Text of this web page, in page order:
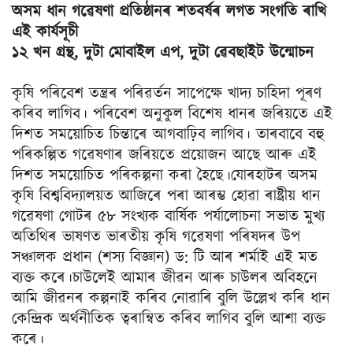
অসম ধান গৱেষণা প্ৰতিষ্ঠানৰ শতবৰ্ষৰ লগত সংগতি ৰাখি
এই কাৰ্যসূচী
১২ খন গ্ৰন্থ, দুটা মোবাইল এপ, দুটা ৱেবছাইট উন্মোচন
কৃষি পৰিবেশ তন্ত্ৰৰ পৰিৱৰ্তন সাপেক্ষে খাদ্য চাহিদা পূৰণ
কৰিব লাগিব। পৰিবেশ অনুকুল বিশেষ ধানৰ জৰিয়তে এই
দিশত সময়োচিত চিন্তাৰে আগবাঢ়িব লাগিব। তাৰবাবে বহু
পৰিকল্পিত গৱেষণাৰ জৰিয়তে প্ৰয়োজন আছে আৰু এই
দিশত সময়োচিত পৰিকল্পনা কৰা হৈছে।যোৰহাটৰ অসম
কৃষি বিশ্ববিদ্যালয়ত আজিৰে পৰা আৰম্ভ হোৱা ৰাষ্ট্ৰীয় ধান
গৱেষণা গোটৰ ৫৮ সংখ্যক বাৰ্ষিক পৰ্যালোচনা সভাত মুখ্য
অতিথিৰ ভাষণত ভাৰতীয় কৃষি গৱেষণা পৰিষদৰ উপ
সঞ্চালক প্ৰধান (শস্য বিজ্ঞান) ড: টি আৰ শৰ্মাই এই মত
ব্যক্ত কৰে।চাউলেই আমাৰ জীৱন আৰু চাউলৰ অবিহনে
আমি জীৱনৰ কল্পনাই কৰিব নোৱাৰি বুলি উল্লেখ কৰি ধান
কেন্দ্ৰিক অৰ্থনীতিক ত্বৰান্বিত কৰিব লাগিব বুলি আশা ব্যক্ত
কৰে।